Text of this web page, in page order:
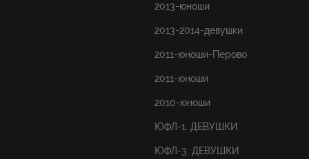
2013-юноши
2013-2014-девушки
2011-юноши-Перово
2011-юноши
2010-юноши
ЮФЛ-1. ДЕВУШКИ
ЮФЛ-3. ДЕВУШКИ